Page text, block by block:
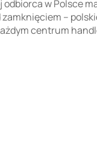
odbiorca w Polsce
zamknięciem –
centrum